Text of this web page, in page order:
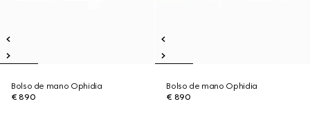
Bolso de mano Ophidia
€ 890
Bolso de mano Ophidia
€ 890